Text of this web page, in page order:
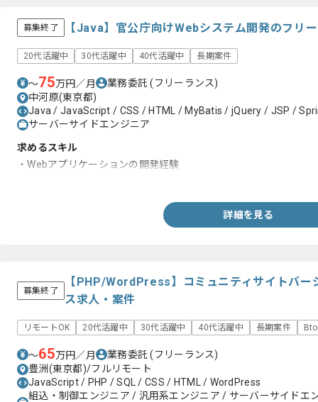
募集終了 【Java】官公庁向けWebシステム開発のフリ
20代活躍中 30代活躍中 40代活躍中 長期案件
〜75万円／月 業務委託(フリーランス)
中河原(東京都)
Java / JavaScript / CSS / HTML / MyBatis / jQuery / JSP /
サーバーサイドエンジニア
求めるスキル
・Webアプリケーションの開発経験
詳細を見る
募集終了
【PHP/WordPress】コミュニティサイトバー
ス求人・案件
リモートOK 20代活躍中 30代活躍中 40代活躍中 長期案件
〜65万円／月 業務委託(フリーランス)
豊洲(東京都)/フルリモート
JavaScript / PHP / SQL / CSS / HTML / WordPress
組込・制御エンジニア / 汎用系エンジニア / サーバーサイドエ